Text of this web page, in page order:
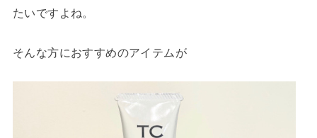
たいですよね。
そんな方におすすめのアイテムが